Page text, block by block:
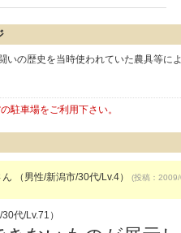
いの歴史を当時使われていた農具等に
駐車場をご利用下さい。
ん （男性/新潟市/30代/Lv.4） (投稿：
代/Lv.71）